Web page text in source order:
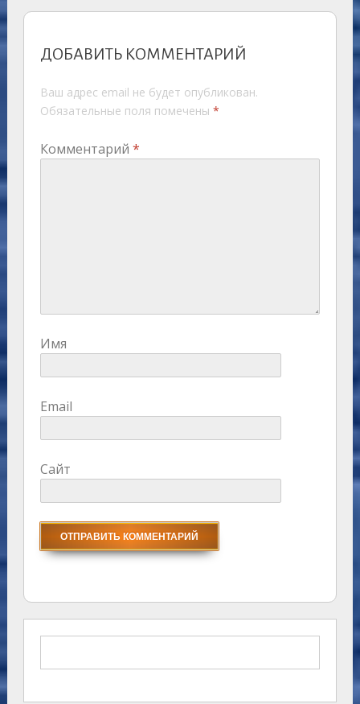
ДОБАВИТЬ КОММЕНТАРИЙ
Ваш адрес email не будет опубликован.
Обязательные поля помечены *
Комментарий *
Имя
Email
Сайт